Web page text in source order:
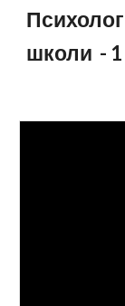
школи - 1